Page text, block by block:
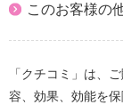
このお客様の
「クチコミ」は、
容、効果、効能を